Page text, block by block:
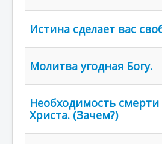
Истина сделает вас
Молитва угодная Богу.
Необходимость смерти
Христа. (Зачем?)